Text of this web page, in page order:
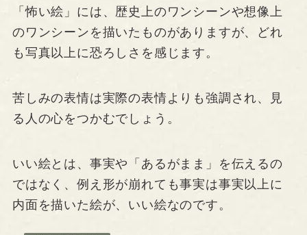
「怖い絵」には、歴史上のワンシーンや想像上
のワンシーンを描いたものがありますが、どれ
も写真以上に恐ろしさを感じます。
苦しみの表情は実際の表情よりも強調され、見
る人の心をつかむでしょう。
いい絵とは、事実や「あるがまま」を伝えるの
ではなく、例え形が崩れても事実は事実以上に
内面を描いた絵が、いい絵なのです。